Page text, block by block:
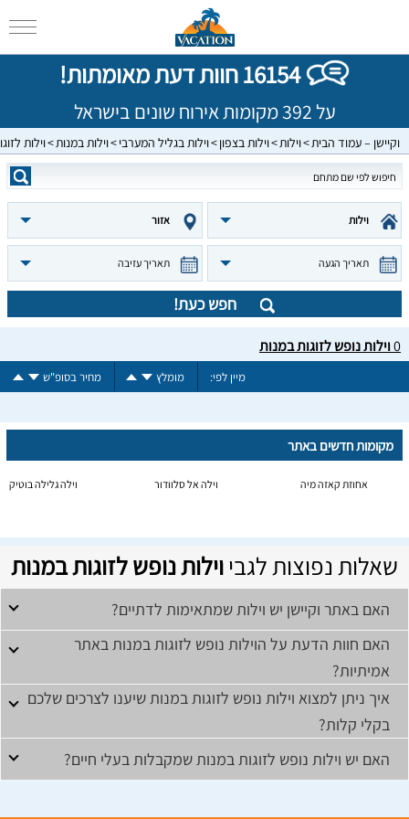
16154 חוות דעת מאומתות!
על 392 מקומות אירוח שונים בישראל
וקיישן – עמוד הבית וילות וילות בצפון וילות בגליל המערבי וילות במנות וילות
וילות אזור
תאריך הגעה תאריך עזיבה
חפש כעת!
0וילות נופש לזוגות במנות
מיין לפי: מומלץ מחיר בסופ"ש
מקומות חדשים באתר
אחוזת קאזה מיה וילה אל סלוודור וילה גלילה בוטיק
שאלות נפוצות לגביוילות נופש לזוגות במנות
האם באתר וקיישן יש וילות שמתאימות לדתיים?
האם חוות הדעת על הוילות נופש לזוגות במנות באתר
אמיתיות?
איך ניתן למצוא וילות נופש לזוגות במנות שיענו לצרכים שלכם
בקלי קלות?
האם יש וילות נופש לזוגות במנות שמקבלות בעלי חיים?